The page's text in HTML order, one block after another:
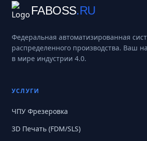
FABOSS.RU
Федеральная автоматизированная
распределенного производства. Ваш
в мире индустрии 4.0.
УСЛУГИ
ЧПУ Фрезеровка
3D Печать (FDM/SLS)